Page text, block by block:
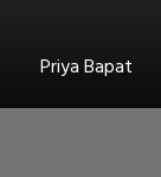
Priya Bapat